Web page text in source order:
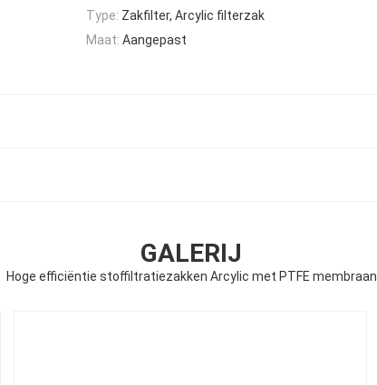
Type: Zakfilter, Arcylic filterzak
Maat: Aangepast
GALERIJ
Hoge efficiëntie stoffiltratiezakken Arcylic met PTFE membraan